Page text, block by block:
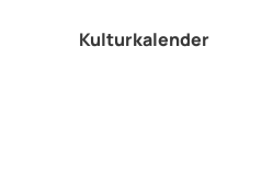
Kulturkalender